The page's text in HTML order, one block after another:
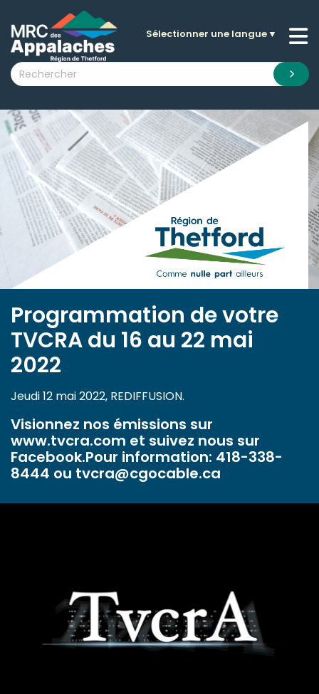
submenu (La MRC )
submenu (Citoyens )
submenu (Visiteurs )
submenu (Nouvelles )
submenu (Documentation )
Sélectionner une langue▼
Programmation de votre
TVCRA du 16 au 22 mai
2022
Jeudi 12 mai 2022, REDIFFUSION.
Visionnez nos émissions sur
www.tvcra.com et suivez nous sur
Facebook.Pour information: 418-338-
8444 ou tvcra@cgocable.ca